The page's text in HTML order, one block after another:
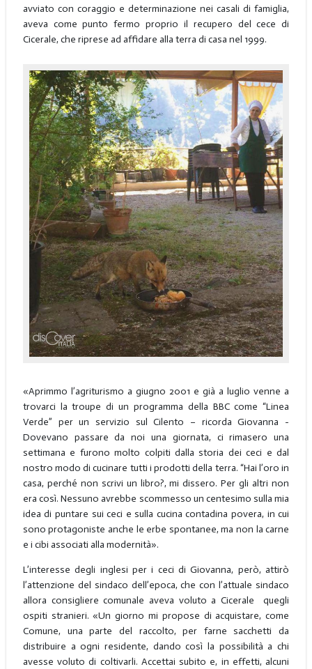
avviato con coraggio e determinazione nei casali di famiglia,
aveva come punto fermo proprio il recupero del cece di
Cicerale, che riprese ad affidare alla terra di casa nel 1999.
«Aprimmo l’agriturismo a giugno 2001 e già a luglio venne a
trovarci la troupe di un programma della BBC come “Linea
Verde” per un servizio sul Cilento – ricorda Giovanna -
Dovevano passare da noi una giornata, ci rimasero una
settimana e furono molto colpiti dalla storia dei ceci e dal
nostro modo di cucinare tutti i prodotti della terra. “Hai l’oro in
casa, perché non scrivi un libro?, mi dissero. Per gli altri non
era così. Nessuno avrebbe scommesso un centesimo sulla mia
idea di puntare sui ceci e sulla cucina contadina povera, in cui
sono protagoniste anche le erbe spontanee, ma non la carne
e i cibi associati alla modernità».
L’interesse degli inglesi per i ceci di Giovanna, però, attirò
l’attenzione del sindaco dell’epoca, che con l’attuale sindaco
allora consigliere comunale aveva voluto a Cicerale quegli
ospiti stranieri. «Un giorno mi propose di acquistare, come
Comune, una parte del raccolto, per farne sacchetti da
distribuire a ogni residente, dando così la possibilità a chi
avesse voluto di coltivarli. Accettai subito e, in effetti, alcuni